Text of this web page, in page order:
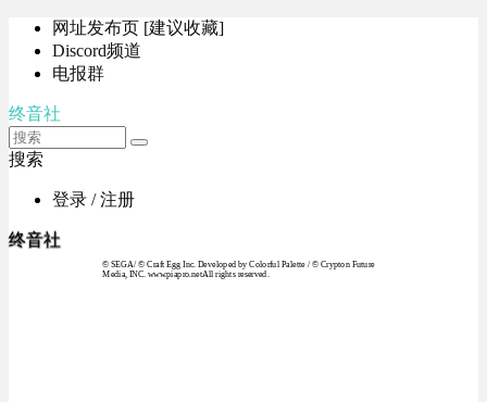
网址发布页 [建议收藏]
Discord频道
电报群
终音社
搜索
登录 / 注册
终音社
© SEGA / © Craft Egg Inc. Developed by Colorful Palette / © Crypton Future
Media, INC. www.piapro.netAll rights reserved.